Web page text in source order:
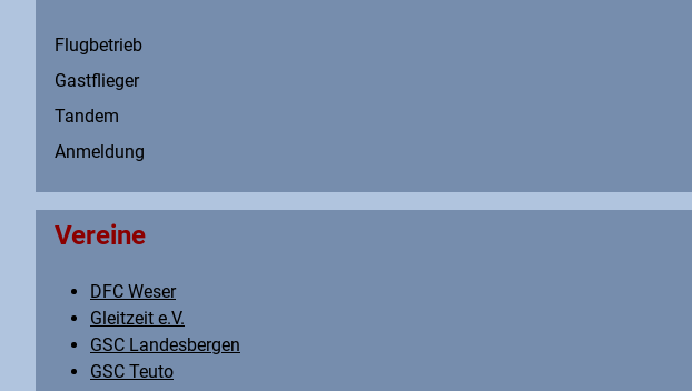
Flugbetrieb
Gastflieger
Tandem
Anmeldung
Vereine
DFC Weser
Gleitzeit e.V.
GSC Landesbergen
GSC Teuto